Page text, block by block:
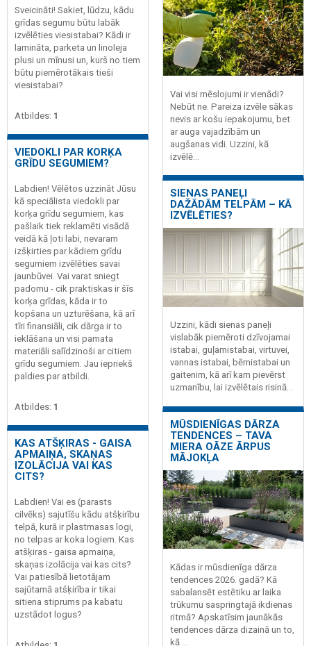
Sveicināti! Sakiet, lūdzu, kādu
grīdas segumu būtu labāk
izvēlēties viesistabai? Kādi ir
lamināta, parketa un linoleja
plusi un mīnusi un, kurš no tiem
būtu piemērotākais tieši
viesistabai?
Atbildes: 1
VIEDOKLI PAR KORĶA
GRĪDU SEGUMIEM?
Labdien! Vēlētos uzzināt Jūsu
kā speciālista viedokli par
korķa grīdu segumiem, kas
pašlaik tiek reklamēti visādā
veidā kā ļoti labi, nevaram
izšķirties par kādiem grīdu
segumiem izvēlēties savai
jaunbūvei. Vai varat sniegt
padomu - cik praktiskas ir šīs
korķa grīdas, kāda ir to
kopšana un uzturēšana, kā arī
tīri finansiāli, cik dārga ir to
ieklāšana un visi pamata
materiāli salīdzinoši ar citiem
grīdu segumiem. Jau iepriekš
paldies par atbildi.
Atbildes: 1
KAS ATŠĶIRAS - GAISA
APMAIŅA, SKAŅAS
IZOLĀCIJA VAI KAS
CITS?
Labdien! Vai es (parasts
cilvēks) sajutīšu kādu atšķirību
telpā, kurā ir plastmasas logi,
no telpas ar koka logiem. Kas
atšķiras - gaisa apmaiņa,
skaņas izolācija vai kas cits?
Vai patiesībā lietotājam
sajūtamā atšķirība ir tikai
sitiena stiprums pa kabatu
uzstādot logus?
Vai visi mēslojumi ir vienādi?
Nebūt ne. Pareiza izvēle sākas
nevis ar košu iepakojumu, bet
ar auga vajadzībām un
augšanas vidi. Uzzini, kā
izvēlē...
SIENAS PANEĻI
DAŽĀDĀM TELPĀM – KĀ
IZVĒLĒTIES?
Uzzini, kādi sienas paneļi
vislabāk piemēroti dzīvojamai
istabai, guļamistabai, virtuvei,
vannas istabai, bērnistabai un
gaitenim, kā arī kam pievērst
uzmanību, lai izvēlētais risinā...
MŪSDIENĪGAS DĀRZA
TENDENCES – TAVA
MIERA OĀZE ĀRPUS
MĀJOKĻA
Kādas ir mūsdienīga dārza
tendences 2026. gadā? Kā
sabalansēt estētiku ar laika
trūkumu saspringtajā ikdienas
ritmā? Apskatīsim jaunākās
tendences dārza dizainā un to,
kā ...